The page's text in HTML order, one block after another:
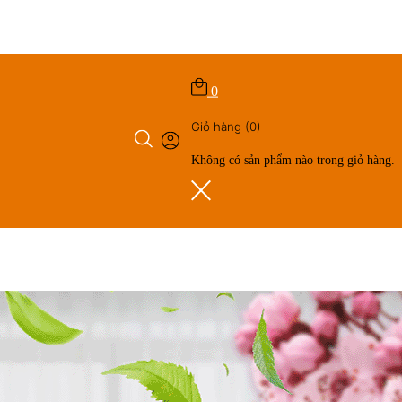
0
Giỏ hàng (0)
Không có sản phẩm nào trong giỏ hàng.